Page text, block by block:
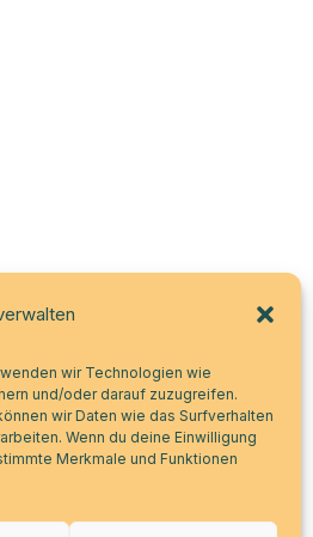
wir Technologien wie
und/oder darauf zuzugreifen.
wir Daten wie das Surfverhalten
Wenn du deine Einwilligung
Merkmale und Funktionen